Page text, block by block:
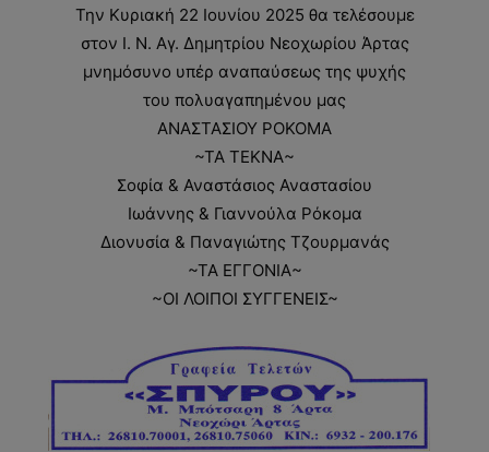
Την Κυριακή 22 Ιουνίου 2025 θα τελέσουμε
στον Ι. Ν. Αγ. Δημητρίου Νεοχωρίου Άρτας
μνημόσυνο υπέρ αναπαύσεως της ψυχής
του πολυαγαπημένου μας
ΑΝΑΣΤΑΣΙΟΥ ΡΟΚΟΜΑ
~ΤΑ ΤΕΚΝΑ~
Σοφία & Αναστάσιος Αναστασίου
Ιωάννης & Γιαννούλα Ρόκομα
Διονυσία & Παναγιώτης Τζουρμανάς
~ΤΑ ΕΓΓΟΝΙΑ~
~ΟΙ ΛΟΙΠΟΙ ΣΥΓΓΕΝΕΙΣ~